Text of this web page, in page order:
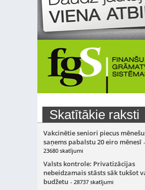
Skatītākie raksti
Vakcinētie seniori piecus
saņems pabalstu 20 eiro mēnesī -
23680 skatījumi
Valsts kontrole: Privatizācijas
nebeidzamais stāsts sāk tukšot
budžetu - 28737 skatījumi